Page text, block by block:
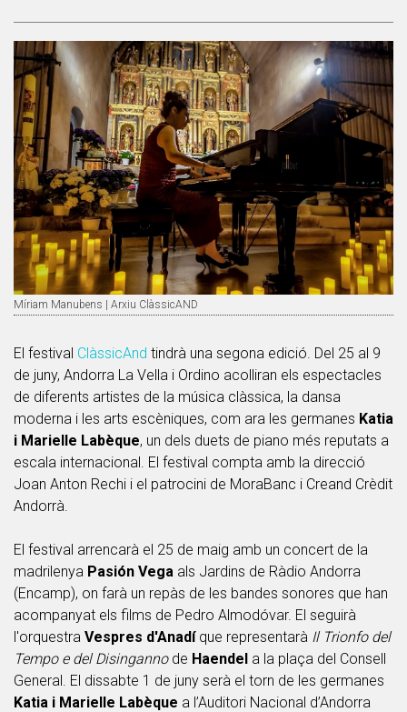
Míriam Manubens | Arxiu ClàssicAND
El festival ClàssicAnd tindrà una segona edició. Del 25 al 9
de juny, Andorra La Vella i Ordino acolliran els espectacles
de diferents artistes de la música clàssica, la dansa
moderna i les arts escèniques, com ara les germanes Katia
i Marielle Labèque, un dels duets de piano més reputats a
escala internacional. El festival compta amb la direcció
Joan Anton Rechi i el patrocini de MoraBanc i Creand Crèdit
Andorrà.
El festival arrencarà el 25 de maig amb un concert de la
madrilenya Pasión Vega als Jardins de Ràdio Andorra
(Encamp), on farà un repàs de les bandes sonores que han
acompanyat els films de Pedro Almodóvar. El seguirà
l'orquestra Vespres d'Anadíque representarà Il Trionfo del
Tempo e del Disingannode Haendel a la plaça del Consell
General. El dissabte 1 de juny serà el torn de les germanes
Katia i Marielle Labèque a l’Auditori Nacional d’Andorra